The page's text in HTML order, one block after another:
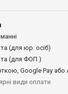
(для юр. осіб)
(для ФОП )
Google Pay або
види оплати